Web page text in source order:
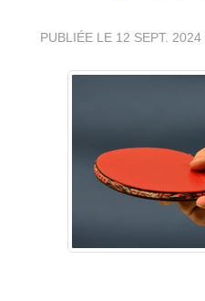
PUBLIÉE LE 12 SEPT. 2024